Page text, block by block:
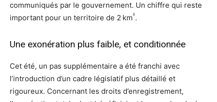
communiqués par le gouvernement. Un chiffre qui reste
important pour un territoire de 2 km².
Une exonération plus faible, et conditionnée
Cet été, un pas supplémentaire a été franchi avec
l’introduction d’un cadre législatif plus détaillé et
rigoureux. Concernant les droits d’enregistrement,